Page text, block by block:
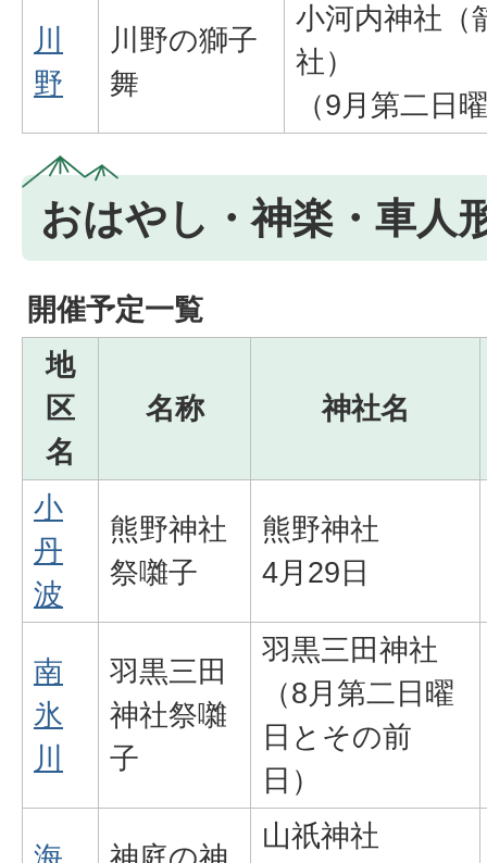
川
野
川野の獅子
舞
小河内神社（
社）
（9月第二日
おはやし・神楽・車人
開催予定一覧
地
区
名
名称 神社名
小
丹
波
熊野神社
祭囃子
熊野神社
4月29日
南
氷
川
羽黒三田
神社祭囃
子
羽黒三田神社
（8月第二日曜
日とその前
日）
山祇神社